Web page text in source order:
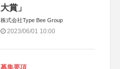
大賞」
株式会社Type Bee Group
2023/06/01 10:00
募集要項